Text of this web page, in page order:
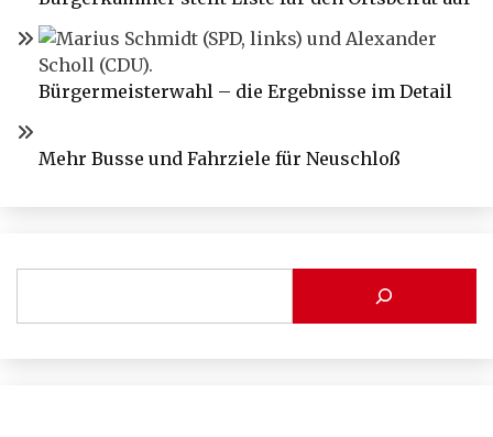
Bürgermeisterwahl – die Ergebnisse im Detail
Mehr Busse und Fahrziele für Neuschloß